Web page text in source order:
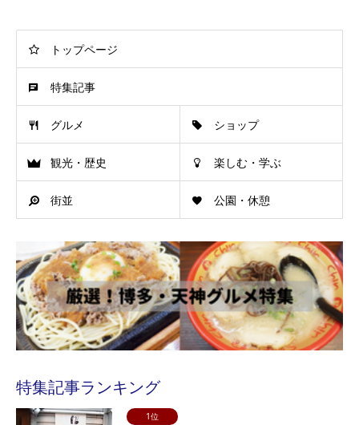
トップページ
特集記事
グルメ ショップ
観光・歴史 楽しむ・学ぶ
街並 公園・休憩
特集記事ランキング
1位